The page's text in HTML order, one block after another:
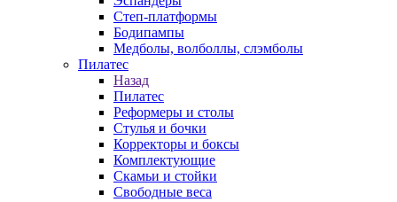
Степ-платформы
Бодипампы
Медболы, волболлы, слэмболы
Пилатес
Назад
Пилатес
Реформеры и столы
Стулья и бочки
Корректоры и боксы
Комплектующие
Скамьи и стойки
Свободные веса